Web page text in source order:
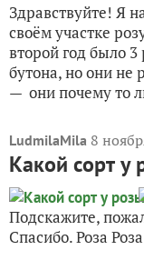
Здравствуйте! Я
своём участке
второй год было 3
бутона, но они не
— они почему то
LudmilaMila 8
Какой сорт у
Подскажите,
Спасибо. Роза